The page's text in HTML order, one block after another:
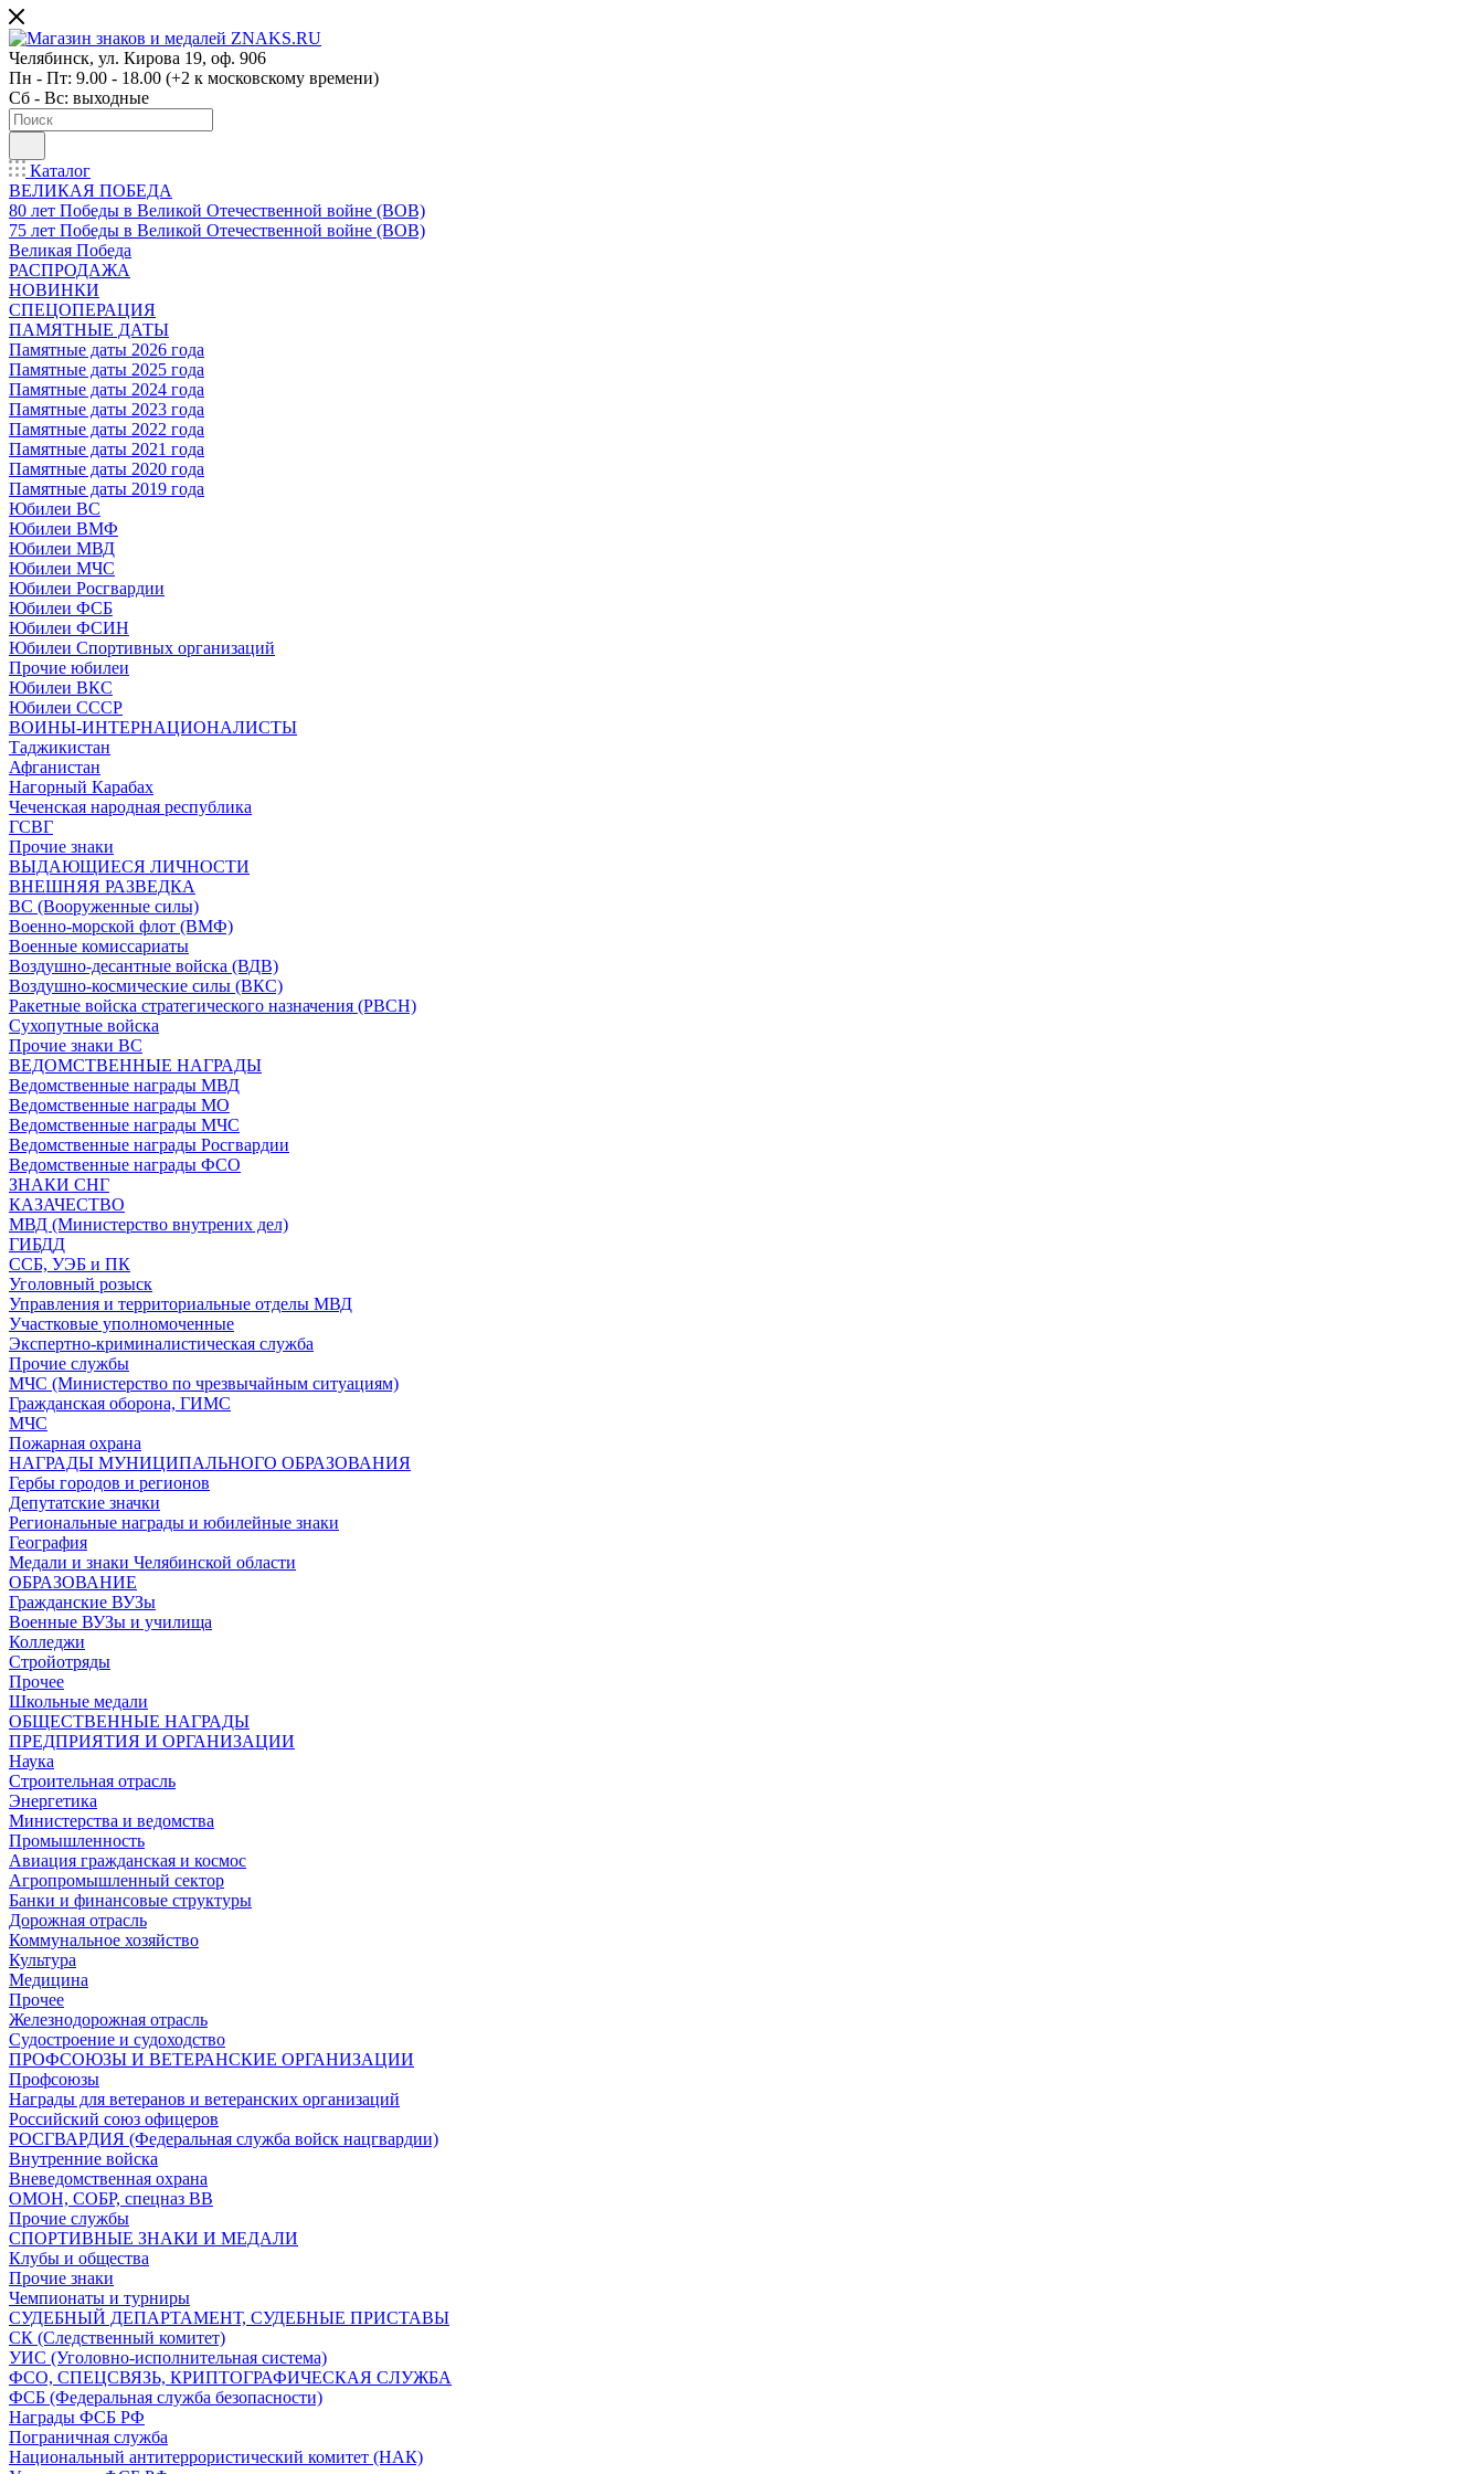
Челябинск, ул. Кирова 19, оф. 906
Пн - Пт: 9.00 - 18.00 (+2 к московскому времени)
Сб - Вс: выходные
Каталог
ВЕЛИКАЯ ПОБЕДА
80 лет Победы в Великой Отечественной войне (ВОВ)
75 лет Победы в Великой Отечественной войне (ВОВ)
Великая Победа
РАСПРОДАЖА
НОВИНКИ
СПЕЦОПЕРАЦИЯ
ПАМЯТНЫЕ ДАТЫ
Памятные даты 2026 года
Памятные даты 2025 года
Памятные даты 2024 года
Памятные даты 2023 года
Памятные даты 2022 года
Памятные даты 2021 года
Памятные даты 2020 года
Памятные даты 2019 года
Юбилеи ВС
Юбилеи ВМФ
Юбилеи МВД
Юбилеи МЧС
Юбилеи Росгвардии
Юбилеи ФСБ
Юбилеи ФСИН
Юбилеи Спортивных организаций
Прочие юбилеи
Юбилеи ВКС
Юбилеи СССР
ВОИНЫ-ИНТЕРНАЦИОНАЛИСТЫ
Таджикистан
Афганистан
Нагорный Карабах
Чеченская народная республика
ГСВГ
Прочие знаки
ВЫДАЮЩИЕСЯ ЛИЧНОСТИ
ВНЕШНЯЯ РАЗВЕДКА
ВС (Вооруженные силы)
Военно-морской флот (ВМФ)
Военные комиссариаты
Воздушно-десантные войска (ВДВ)
Воздушно-космические силы (ВКС)
Ракетные войска стратегического назначения (РВСН)
Сухопутные войска
Прочие знаки ВС
ВЕДОМСТВЕННЫЕ НАГРАДЫ
Ведомственные награды МВД
Ведомственные награды МО
Ведомственные награды МЧС
Ведомственные награды Росгвардии
Ведомственные награды ФСО
ЗНАКИ СНГ
КАЗАЧЕСТВО
МВД (Министерство внутрених дел)
ГИБДД
ССБ, УЭБ и ПК
Уголовный розыск
Управления и территориальные отделы МВД
Участковые уполномоченные
Экспертно-криминалистическая служба
Прочие службы
МЧС (Министерство по чрезвычайным ситуациям)
Гражданская оборона, ГИМС
МЧС
Пожарная охрана
НАГРАДЫ МУНИЦИПАЛЬНОГО ОБРАЗОВАНИЯ
Гербы городов и регионов
Депутатские значки
Региональные награды и юбилейные знаки
География
Медали и знаки Челябинской области
ОБРАЗОВАНИЕ
Гражданские ВУЗы
Военные ВУЗы и училища
Колледжи
Стройотряды
Прочее
Школьные медали
ОБЩЕСТВЕННЫЕ НАГРАДЫ
ПРЕДПРИЯТИЯ И ОРГАНИЗАЦИИ
Наука
Строительная отрасль
Энергетика
Министерства и ведомства
Промышленность
Авиация гражданская и космос
Агропромышленный сектор
Банки и финансовые структуры
Дорожная отрасль
Коммунальное хозяйство
Культура
Медицина
Прочее
Железнодорожная отрасль
Судостроение и судоходство
ПРОФСОЮЗЫ И ВЕТЕРАНСКИЕ ОРГАНИЗАЦИИ
Профсоюзы
Награды для ветеранов и ветеранских организаций
Российский союз офицеров
РОСГВАРДИЯ (Федеральная служба войск нацгвардии)
Внутренние войска
Вневедомственная охрана
ОМОН, СОБР, спецназ ВВ
Прочие службы
СПОРТИВНЫЕ ЗНАКИ И МЕДАЛИ
Клубы и общества
Прочие знаки
Чемпионаты и турниры
СУДЕБНЫЙ ДЕПАРТАМЕНТ, СУДЕБНЫЕ ПРИСТАВЫ
СК (Следственный комитет)
УИС (Уголовно-исполнительная система)
ФСО, СПЕЦСВЯЗЬ, КРИПТОГРАФИЧЕСКАЯ СЛУЖБА
ФСБ (Федеральная служба безопасности)
Награды ФСБ РФ
Пограничная служба
Национальный антитеррористический комитет (НАК)